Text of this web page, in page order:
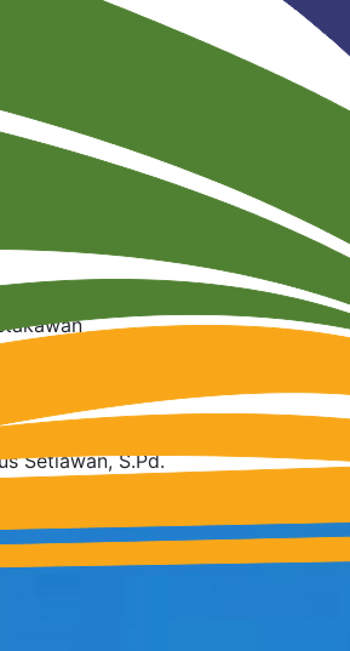
Setiawan, S.Pd.